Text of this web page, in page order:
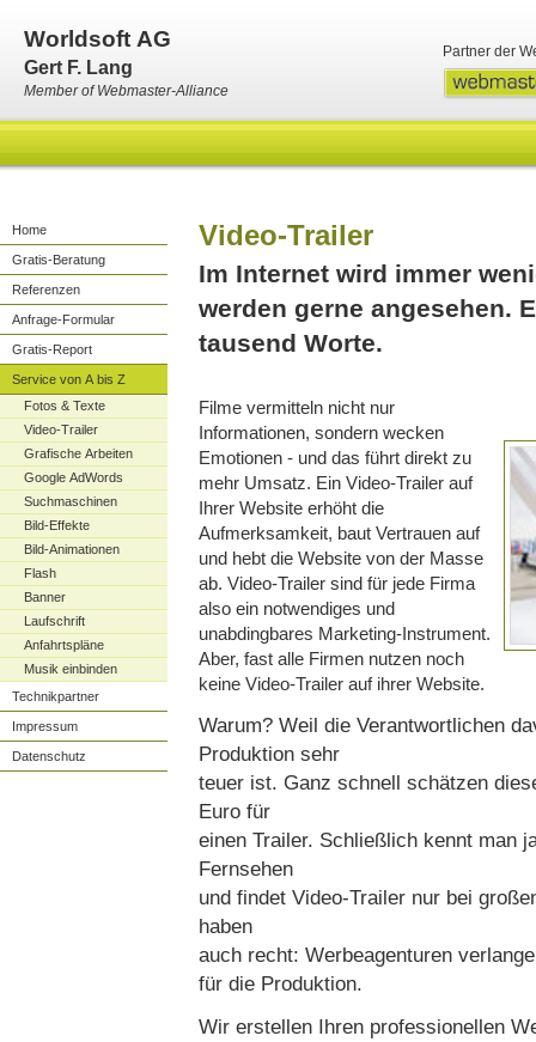
Worldsoft AG
Gert F. Lang
Member of Webmaster-Alliance
Partner der
Home
Gratis-Beratung
Referenzen
Anfrage-Formular
Gratis-Report
Service von A bis Z
Fotos & Texte
Video-Trailer
Grafische Arbeiten
Google AdWords
Suchmaschinen
Bild-Effekte
Bild-Animationen
Flash
Banner
Laufschrift
Anfahrtspläne
Musik einbinden
Technikpartner
Impressum
Datenschutz
Video-Trailer
Im Internet wird immer
werden gerne angesehen.
tausend Worte.
Filme vermitteln nicht nur
Informationen, sondern wecken
Emotionen - und das führt direkt zu
mehr Umsatz. Ein Video-Trailer auf
Ihrer Website erhöht die
Aufmerksamkeit, baut Vertrauen auf
und hebt die Website von der Masse
ab. Video-Trailer sind für jede Firma
also ein notwendiges und
unabdingbares Marketing-Instrument.
Aber, fast alle Firmen nutzen noch
keine Video-Trailer auf ihrer Website.
Warum? Weil die Verantwortlichen
Produktion sehr
teuer ist. Ganz schnell schätzen
Euro für
einen Trailer. Schließlich kennt man
Fernsehen
und findet Video-Trailer nur bei
haben
auch recht: Werbeagenturen
für die Produktion.
Wir erstellen Ihren professionellen